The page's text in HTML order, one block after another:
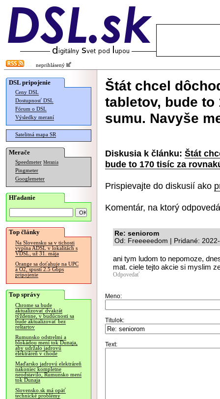
neprihlásený
DSL pripojenie
Ceny DSL
Dostupnosť DSL
Fórum o DSL
Výsledky meraní
Satelitná mapa SR
Merače
Speedmeter Merania
Pingmeter
Googlemeter
Hľadanie
Top články
Na Slovensku sa v tichosti
vypína ADSL v lokalitách s
VDSL, už 31. mája
Orange sa doťahuje na UPC
a O2, spustí 2.5 Gbps
pripojenie
Top správy
Chrome sa bude
aktualizovať dvakrát
týždenne, v budúcnosti sa
bude aktualizovať bez
reštartov
Rumunsko odstrelmi a
blokádou mení tok Dunaja,
aby udržalo jadrovú
elektráreň v chode
Maďarsko jadrovú elektráreň
nakoniec kompletne
neodstavilo, Rumunsko mení
tok Dunaja
Slovensko.sk má opäť
technické problémy
Štát chcel
tabletov, bude
sumu. Navyše
Diskusia k článku: Štát
bude to 170 tisíc za
Prispievajte do diskusií ako
Komentár, na ktorý
Re: seniorom
Od: Freeeeedom | Pridané:
ani tym ludom to nepomoze,
mat. ciele tejto akcie si myslim
Odpovedať
Meno:
Titulok:
Text: